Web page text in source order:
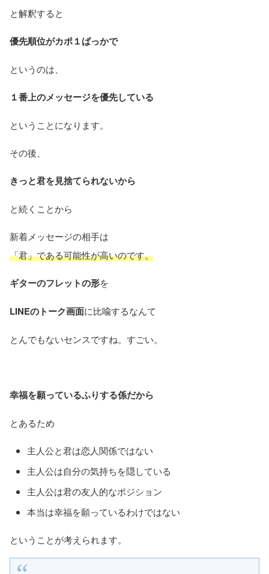
と解釈すると
優先順位がカポ１ばっかで
というのは、
１番上のメッセージを優先している
ということになります。
その後、
きっと君を見捨てられないから
と続くことから
新着メッセージの相手は
「君」である可能性が高いのです。
ギターのフレットの形を
LINEのトーク画面に比喩するなんて
とんでもないセンスですね。すごい。
幸福を願っているふりする係だから
とあるため
主人公と君は恋人関係ではない
主人公は自分の気持ちを隠している
主人公は君の友人的なポジション
本当は幸福を願っているわけではない
ということが考えられます。